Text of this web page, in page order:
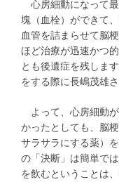
心房細動になって
塊（血栓）ができて
血管を詰まらせて脳
ほど治療が迅速かつ
とも後遺症を残しま
をする際に長嶋茂雄
よって、心房細動
かったとしても、脳
サラサラにする薬）
の「決断」は簡単で
を飲むということは